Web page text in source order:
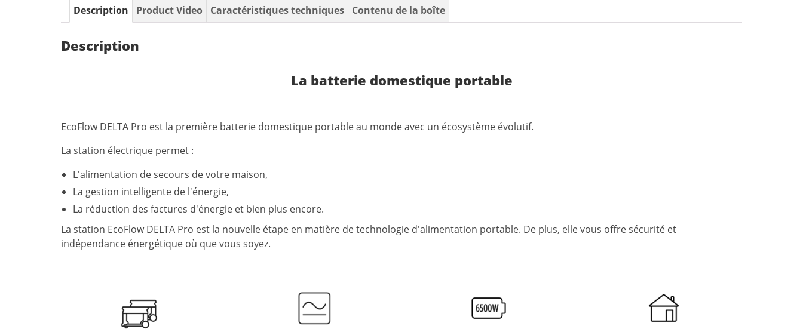
Description Product Video Caractéristiques techniques Contenu de la boîte
Description
La batterie domestique portable
EcoFlow DELTA Pro est la première batterie domestique portable au monde avec un écosystème évolutif.
La station électrique permet :
L'alimentation de secours de votre maison,
La gestion intelligente de l'énergie,
La réduction des factures d'énergie et bien plus encore.
La station EcoFlow DELTA Pro est la nouvelle étape en matière de technologie d'alimentation portable. De plus, elle vous offre sécurité et
indépendance énergétique où que vous soyez.